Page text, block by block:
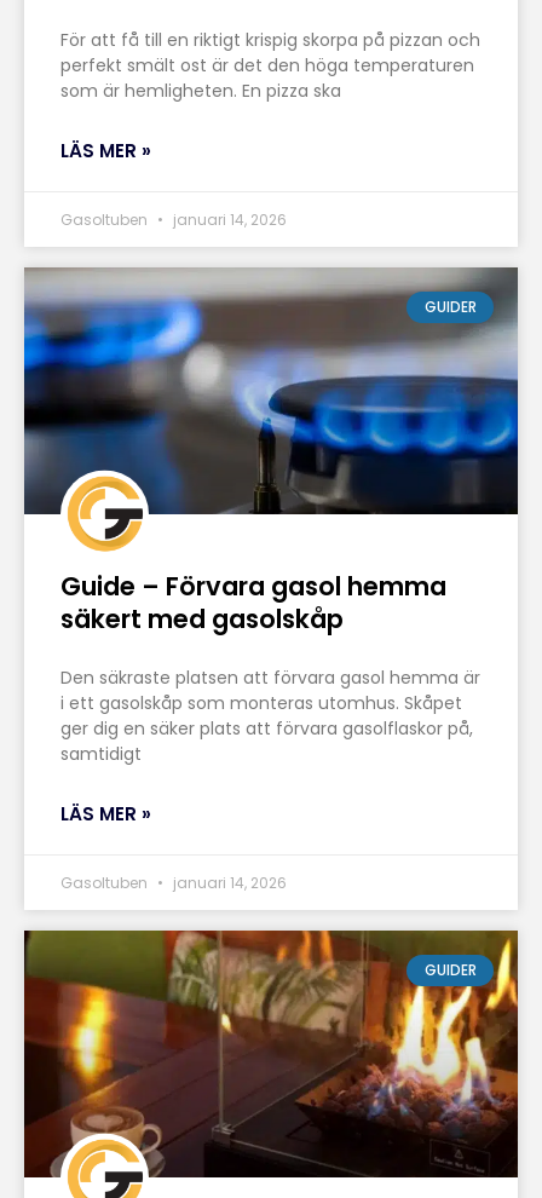
För att få till en riktigt krispig skorpa på pizzan och
perfekt smält ost är det den höga temperaturen
som är hemligheten. En pizza ska
LÄS MER »
Gasoltuben januari 14, 2026
GUIDER
Guide – Förvara gasol hemma
säkert med gasolskåp
Den säkraste platsen att förvara gasol hemma är
i ett gasolskåp som monteras utomhus. Skåpet
ger dig en säker plats att förvara gasolflaskor på,
samtidigt
LÄS MER »
Gasoltuben januari 14, 2026
GUIDER